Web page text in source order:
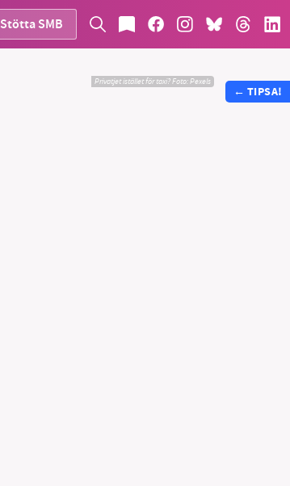
Stötta SMB
Privatjet istället för taxi?Foto:Pexels
← TIPSA!